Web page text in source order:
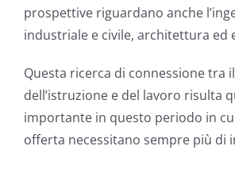
prospettive riguardano anche
industriale e civile, architettura ed
Questa ricerca di connessione tra
dell’istruzione e del lavoro risulta
importante in questo periodo in
offerta necessitano sempre più di